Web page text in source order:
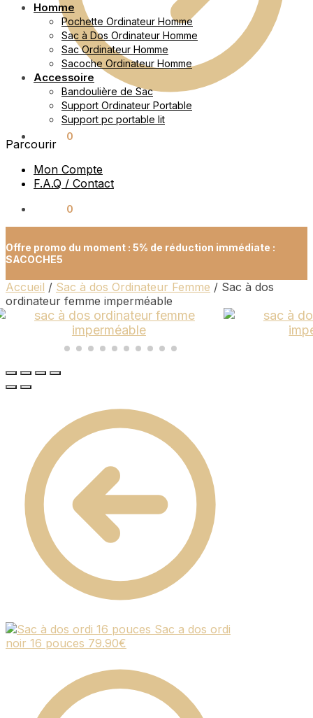
0
Homme
Pochette Ordinateur Homme
Sac à Dos Ordinateur Homme
Sac Ordinateur Homme
Sacoche Ordinateur Homme
Accessoire
Bandoulière de Sac
Support Ordinateur Portable
Support pc portable lit
Parcourir
Mon Compte
F.A.Q / Contact
0
Offre promo du moment : 5% de réduction immédiate :
SACOCHE5
Accueil / Sac à dos Ordinateur Femme / Sac à dos
ordinateur femme imperméable
Sac a dos ordi
noir 16 pouces 79.90€